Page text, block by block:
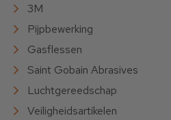
3M
Pijpbewerking
Gasflessen
Saint Gobain Abrasives
Luchtgereedschap
Veiligheidsartikelen